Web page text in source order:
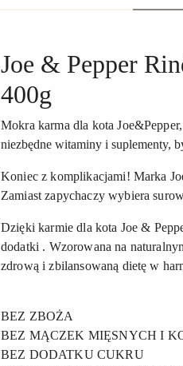
Joe & Pepper
400g
Mokra karma dla kota
niezbędne witaminy i suplementy,
Koniec z komplikacjami! Marka
Zamiast zapychaczy wybiera
Dzięki karmie dla kota Joe &
dodatki . Wzorowana na
zdrową i zbilansowaną dietę w
BEZ ZBOŻA
BEZ MĄCZEK MIĘSNYCH I
BEZ DODATKU CUKRU